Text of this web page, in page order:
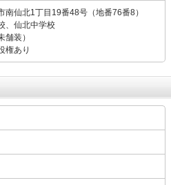
南仙北1丁目19番48号（地番76番8）
、仙北中学校
装）
権あり